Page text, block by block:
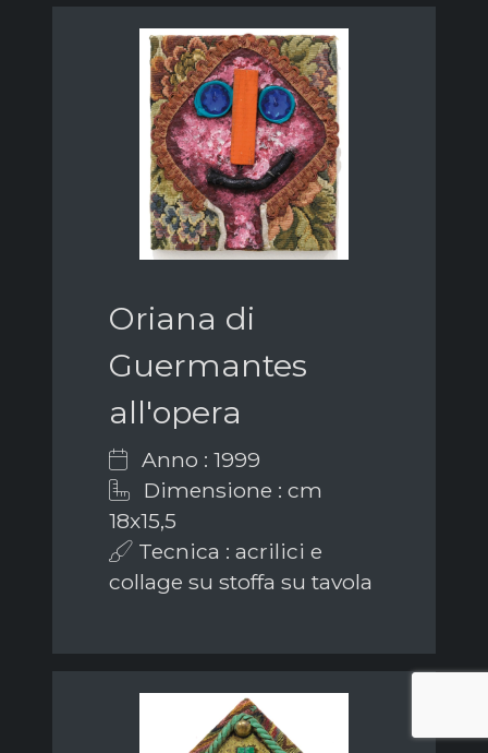
Oriana di
Guermantes
all'opera
Anno : 1999
Dimensione : cm
18x15,5
Tecnica : acrilici e
collage su stoffa su tavola